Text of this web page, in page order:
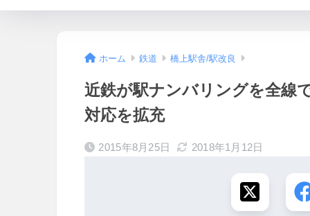
ホーム 鉄道 橋上駅舎/駅改良
近鉄が駅ナンバリングを全線
対応を拡充
2015年8月25日 2018年1月12日